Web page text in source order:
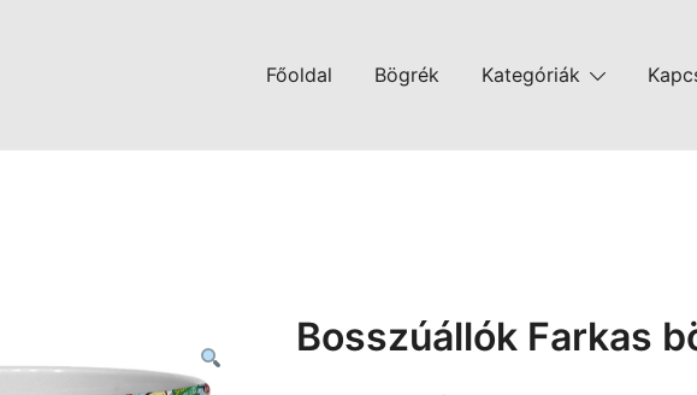
Főoldal Bögrék Kategóriák
Bosszúállók Farkas